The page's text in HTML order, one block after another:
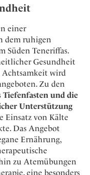
einer
dem ruhigen
Süden Teneriffas.
Gesundheit
wird
Zu den
Tiefenfasten und die
Unterstützung
Einsatz von Kälte
Das Angebot
Ernährung,
zu Atemübungen
eine besonders